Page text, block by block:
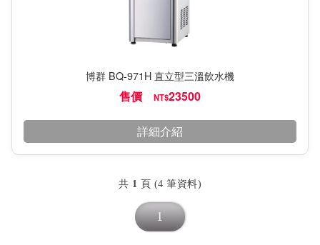
博群 BQ-971H 直立型三溫飲水機
售價 NT$23500
詳細介紹
共 1 頁 (4 筆資料)
1